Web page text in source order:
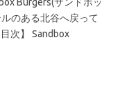
のある北谷へ戻って
次】 Sandbox